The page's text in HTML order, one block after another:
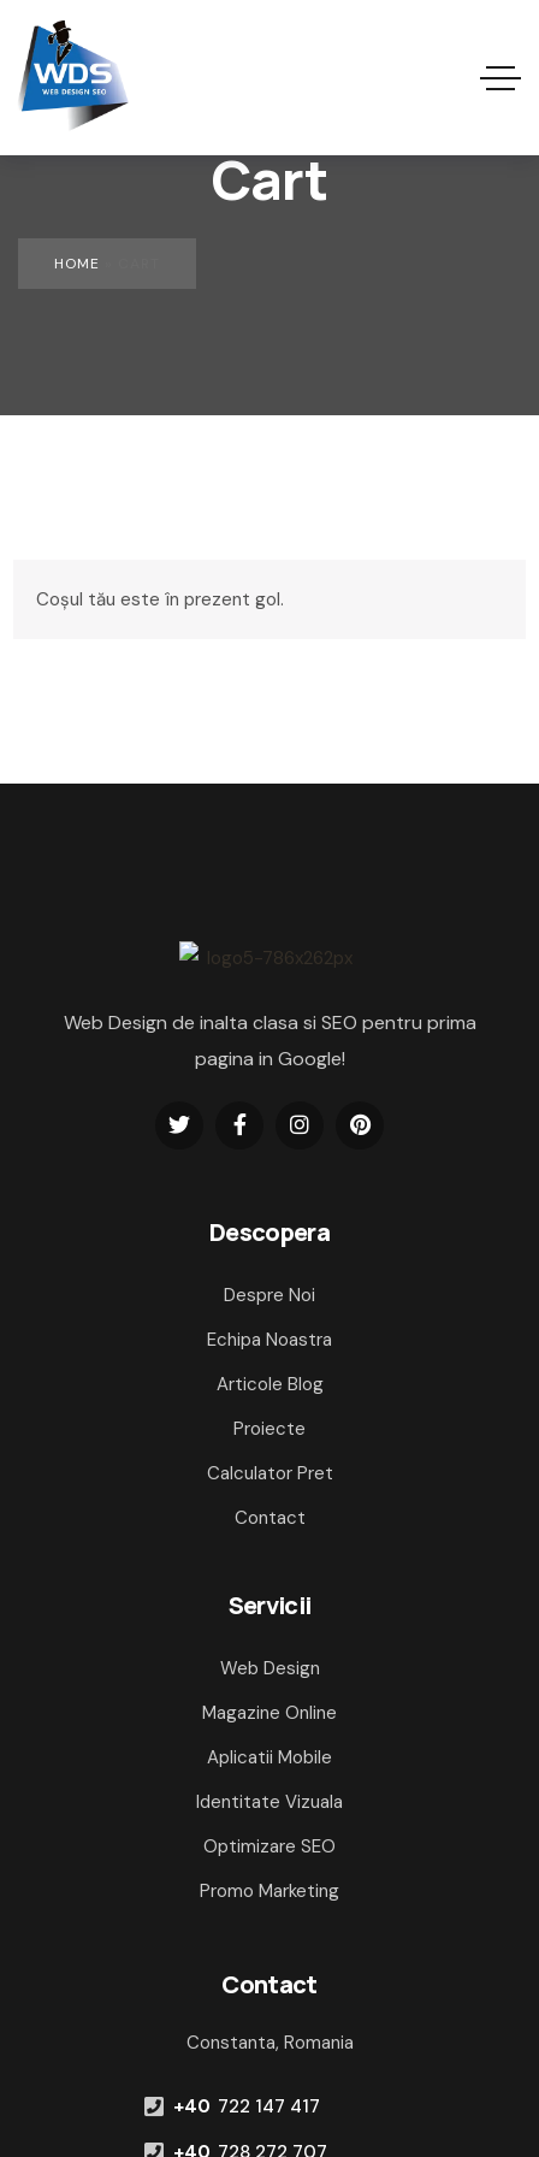
Cart
HOME
Coșul tău este în prezent gol.
Web Design de inalta clasa si SEO pentru prima
pagina in Google!
Descopera
Despre Noi
Echipa Noastra
Articole Blog
Proiecte
Calculator Pret
Contact
Servicii
Web Design
Magazine Online
Aplicatii Mobile
Identitate Vizuala
Optimizare SEO
Promo Marketing
Contact
Constanta, Romania
+40 722 147 417
+40 728 272 707